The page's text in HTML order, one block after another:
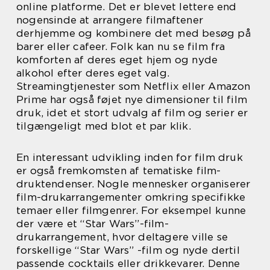
online platforme. Det er blevet lettere end
nogensinde at arrangere filmaftener
derhjemme og kombinere det med besøg på
barer eller cafeer. Folk kan nu se film fra
komforten af deres eget hjem og nyde
alkohol efter deres eget valg.
Streamingtjenester som Netflix eller Amazon
Prime har også føjet nye dimensioner til film
druk, idet et stort udvalg af film og serier er
tilgængeligt med blot et par klik.
En interessant udvikling inden for film druk
er også fremkomsten af tematiske film-
druktendenser. Nogle mennesker organiserer
film-drukarrangementer omkring specifikke
temaer eller filmgenrer. For eksempel kunne
der være et “Star Wars”-film-
drukarrangement, hvor deltagere ville se
forskellige “Star Wars” -film og nyde dertil
passende cocktails eller drikkevarer. Denne